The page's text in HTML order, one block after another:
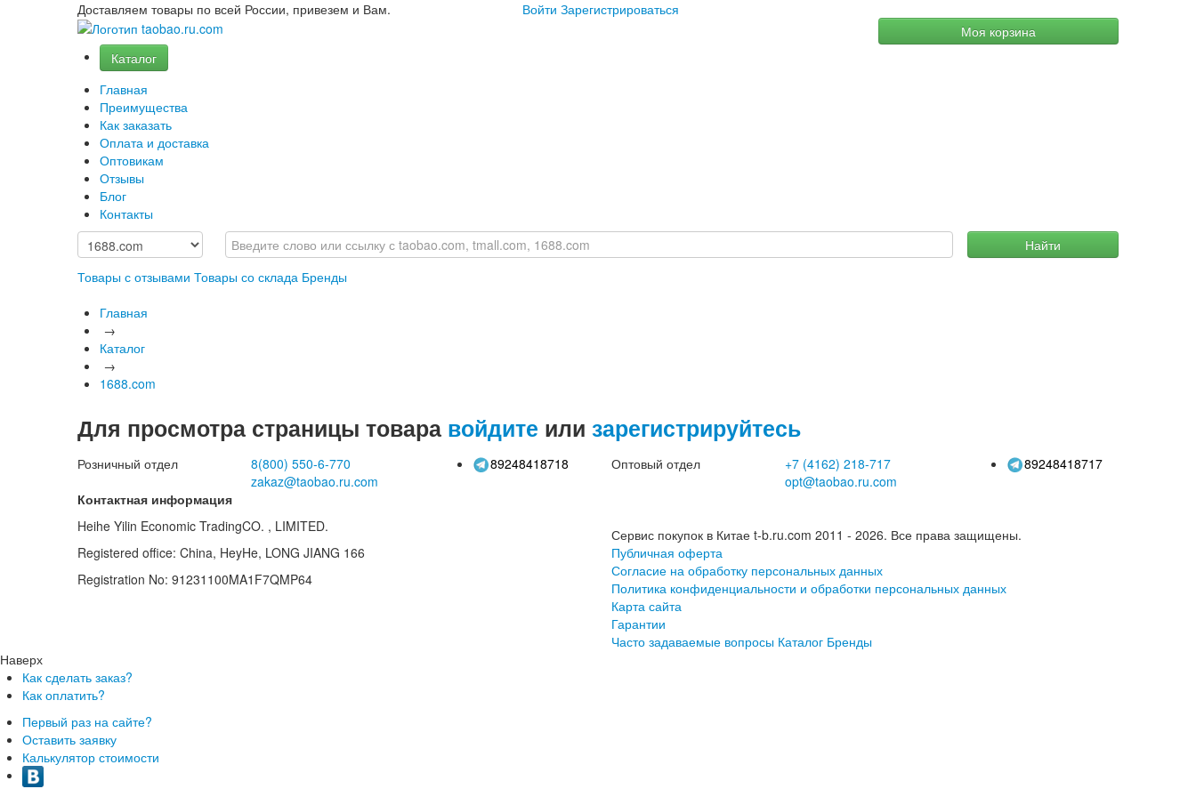
Доставляем товары по всей России, привезем и Вам. Войти Зарегистрироваться
Моя корзина
Каталог
Главная
Преимущества
Как заказать
Оплата и доставка
Оптовикам
Отзывы
Блог
Контакты
Товары с отзывами Товары со склада Бренды
Найти
Главная
→
Каталог
→
1688.com
Для просмотра страницы товара войдите или зарегистрируйтесь
Розничный отдел 8(800) 550-6-770
zakaz@taobao.ru.com
89248418718 Оптовый отдел +7 (4162) 218-717
opt@taobao.ru.com
89248418717
Контактная информация
Heihe Yilin Economic TradingCO. , LIMITED.
Registered office: China, HeyHe, LONG JIANG 166
Registration No: 91231100MA1F7QMP64
Сервис покупок в Китае t-b.ru.com 2011 - 2026. Все права защищены.
Публичная оферта
Согласие на обработку персональных данных
Политика конфиденциальности и обработки персональных данных
Карта сайта
Гарантии
Часто задаваемые вопросы Каталог Бренды
Наверх
Как сделать заказ?
Как оплатить?
Первый раз на сайте?
Оставить заявку
Калькулятор стоимости